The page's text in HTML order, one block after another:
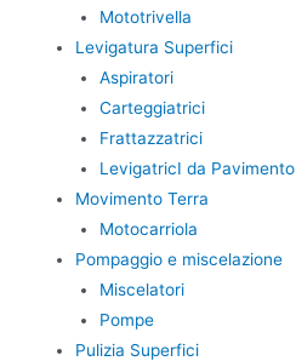
Mototrivella
Levigatura Superfici
Aspiratori
Carteggiatrici
Frattazzatrici
LevigatricI da Pavimento
Movimento Terra
Motocarriola
Pompaggio e miscelazione
Miscelatori
Pompe
Pulizia Superfici